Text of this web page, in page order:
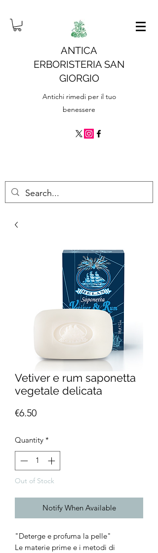
ANTICA
ERBORISTERIA SAN
GIORGIO
Antichi rimedi per il tuo
benessere
Vetiver e rum saponetta
vegetale delicata
€6.50Price
Quantity *
Out of Stock
Notify When Available
"Deterge e profuma la pelle"
Le materie prime e i metodi di